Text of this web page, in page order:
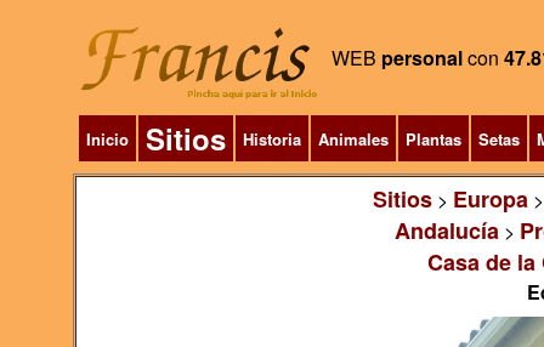
WEB personalcon
Inicio Sitios Historia Animales Plantas Setas
Sitios> Europa
Andalucía>
Casa de la